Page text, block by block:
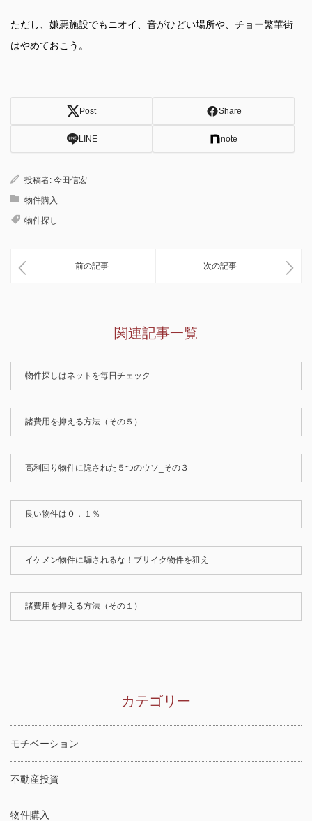
ただし、嫌悪施設でもニオイ、音がひどい場所や、チョー繁華街
はやめておこう。
Post Share
LINE note
投稿者: 今田信宏
物件購入
物件探し
前の記事 次の記事
関連記事一覧
物件探しはネットを毎日チェック
諸費用を抑える方法（その５）
高利回り物件に隠された５つのウソ_その３
良い物件は０．１％
イケメン物件に騙されるな！ブサイク物件を狙え
諸費用を抑える方法（その１）
カテゴリー
モチベーション
不動産投資
物件購入